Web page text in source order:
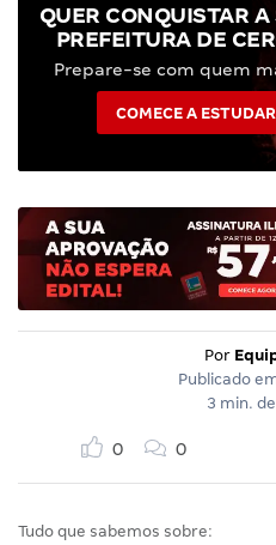
QUER CONQUISTAR
PREFEITURA DE
Prepare-se com quem
COMECE A
Por
Publicado
3 min.
0 0
Tudo que sabemos sobre: